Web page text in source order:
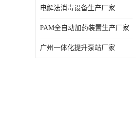
电解法消毒设备生产厂家
PAM全自动加药装置生产厂家
广州一体化提升泵站厂家